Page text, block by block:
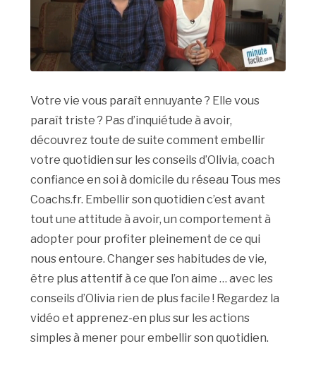
Votre vie vous paraît ennuyante ? Elle vous
paraît triste ? Pas d’inquiétude à avoir,
découvrez toute de suite comment embellir
votre quotidien sur les conseils d’Olivia, coach
confiance en soi à domicile du réseau Tous mes
Coachs.fr. Embellir son quotidien c’est avant
tout une attitude à avoir, un comportement à
adopter pour profiter pleinement de ce qui
nous entoure. Changer ses habitudes de vie,
être plus attentif à ce que l’on aime … avec les
conseils d’Olivia rien de plus facile ! Regardez la
vidéo et apprenez-en plus sur les actions
simples à mener pour embellir son quotidien.